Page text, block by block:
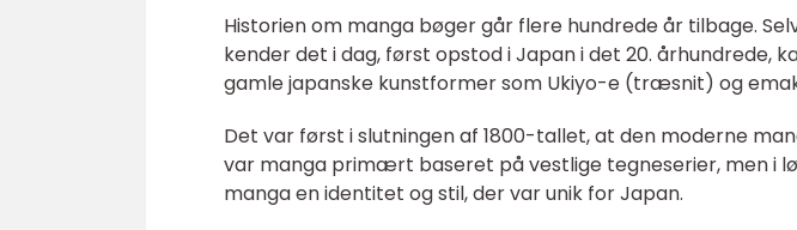
Historien om manga bøger går flere hundrede år tilbage.
kender det i dag, først opstod i Japan i det 20. århundrede,
gamle japanske kunstformer som Ukiyo-e (træsnit) og
Det var først i slutningen af 1800-tallet, at den moderne
var manga primært baseret på vestlige tegneserier, men i
manga en identitet og stil, der var unik for Japan.